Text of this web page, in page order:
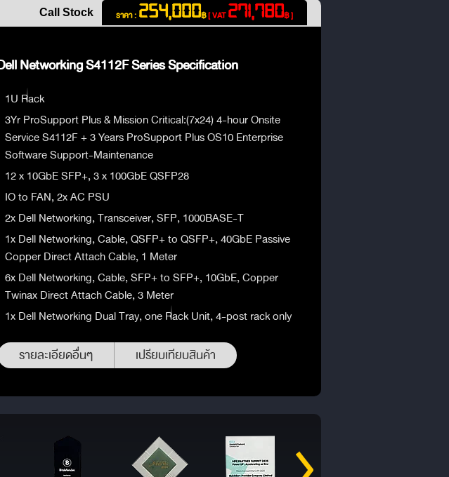
ราคา : 254,000฿[ VAT271,780฿ ]
Call Stock
Networking S4112F Series Specification
1U Rack
3Yr ProSupport Plus & Mission Critical:(7x24) 4-hour Onsite
Service S4112F + 3 Years ProSupport Plus OS10 Enterprise
Software Support-Maintenance
12 x 10GbE SFP+, 3 x 100GbE QSFP28
IO to FAN, 2x AC PSU
2x Dell Networking, Transceiver, SFP, 1000BASE-T
1x Dell Networking, Cable, QSFP+ to QSFP+, 40GbE Passive
Copper Direct Attach Cable, 1 Meter
6x Dell Networking, Cable, SFP+ to SFP+, 10GbE, Copper
Twinax Direct Attach Cable, 3 Meter
1x Dell Networking Dual Tray, one Rack Unit, 4-post rack only
รายละเอียดอื่นๆ เปรียบเทียบสินค้า